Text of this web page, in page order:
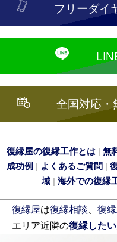
フリーダイ
全国対応・
復縁屋の復縁工作とは | 無
成功例 | よくあるご質問 |
域| 海外での復縁
復縁屋は復縁相談 復
エリア近隣の復縁したい